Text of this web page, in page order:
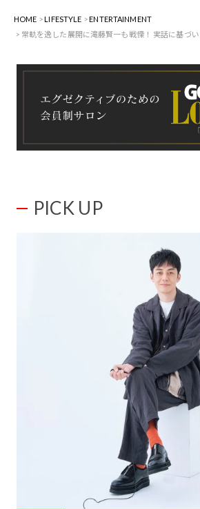
HOME LIFESTYLE
ENTERTAINMENT
常軌を逸した展開に滝藤賢一も戦慄！ 実話に基づ
PICK UP